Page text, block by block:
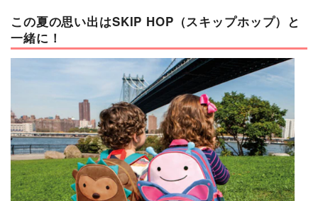
この夏の思い出はSKIP HOP（スキップホップ）と
一緒に！